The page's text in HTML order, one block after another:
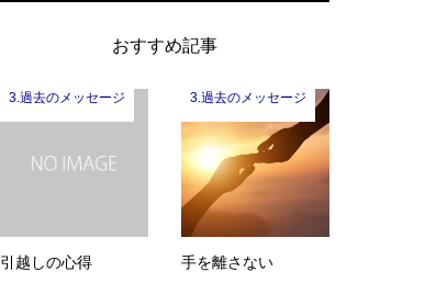
おすすめ記事
3.過去のメッセージ
引越しの心得
3.過去のメッセージ
手を離さない